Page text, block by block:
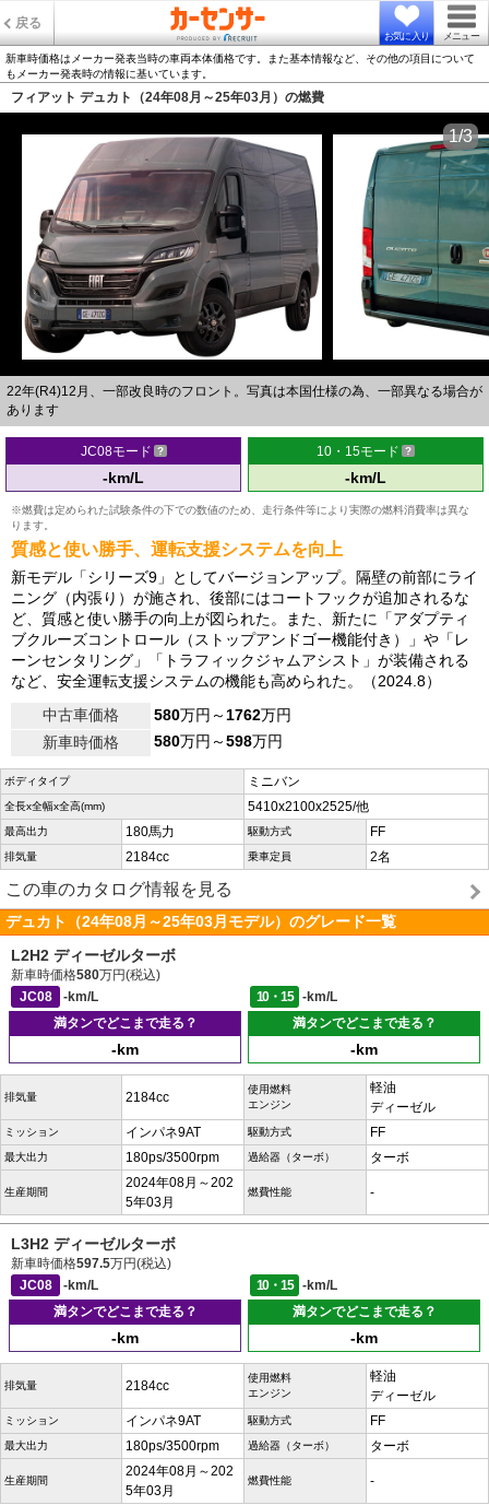
戻る
お気に入り メニュー
新車時価格はメーカー発表当時の車両本体価格です。また基本情報など、その他の項目について
もメーカー発表時の情報に基いています。
フィアット デュカト（24年08月～25年03月）の燃費
22年(R4)12月、一部改良時のフロント。写真は本国仕様の為、一部異なる場合が
あります
1/3
JC08モード
-km/L
10・15モード
-km/L
※燃費は定められた試験条件の下での数値のため、走行条件等により実際の燃料消費率は異な
ります。
質感と使い勝手、運転支援システムを向上
新モデル「シリーズ9」としてバージョンアップ。隔壁の前部にライ
ニング（内張り）が施され、後部にはコートフックが追加されるな
ど、質感と使い勝手の向上が図られた。また、新たに「アダプティ
ブクルーズコントロール（ストップアンドゴー機能付き）」や「レ
ーンセンタリング」「トラフィックジャムアシスト」が装備される
など、安全運転支援システムの機能も高められた。（2024.8）
中古車価格
580万円～1762万円
新車時価格
580万円～598万円
ボディタイプ ミニバン
全長x全幅x全高(mm) 5410x2100x2525/他
最高出力 180馬力 駆動方式 FF
排気量 2184cc 乗車定員 2名
この車のカタログ情報を見る
デュカト（24年08月～25年03月モデル）のグレード一覧
L2H2 ディーゼルターボ
新車時価格580万円(税込)
JC08
-km/L 10・15
-km/L
満タンでどこまで走る？
-km
満タンでどこまで走る？
-km
排気量 2184cc
使用燃料
エンジン
軽油
ディーゼル
ミッション インパネ9AT 駆動方式 FF
最大出力 180ps/3500rpm 過給器（ターボ） ターボ
生産期間
2024年08月～202
5年03月
燃費性能 -
L3H2 ディーゼルターボ
新車時価格597.5万円(税込)
JC08
-km/L 10・15
-km/L
満タンでどこまで走る？
-km
満タンでどこまで走る？
-km
排気量 2184cc
使用燃料
エンジン
軽油
ディーゼル
ミッション インパネ9AT 駆動方式 FF
最大出力 180ps/3500rpm 過給器（ターボ） ターボ
生産期間
2024年08月～202
5年03月
燃費性能 -